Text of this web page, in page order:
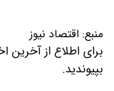
منبع: اقتصاد نیوز
برای اطلاع از آخرین
بپیوندید.